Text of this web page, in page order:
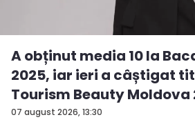
07 august 2026, 13:30
A obținut media 10 la
2025, iar ieri a câștigat
Tourism Beauty Moldova
Andreea...